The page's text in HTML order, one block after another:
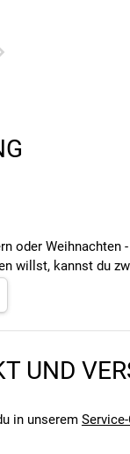
oder Weihnachten
willst, kannst du
UND
in unserem